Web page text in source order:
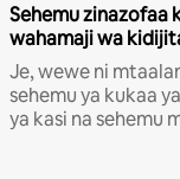
Sehemu zinazofaa
wahamaji wa
Je, wewe ni
sehemu ya kukaa
ya kasi na sehemu